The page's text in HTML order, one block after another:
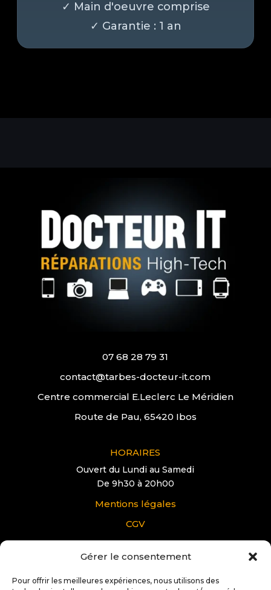
Gérer le consentement
Pour offrir les meilleures expériences, nous utilisons des
07 68 28 79 31
contact@tarbes-docteur-it.com
Centre commercial E.Leclerc Le Méridien
Route de Pau, 65420 Ibos
HORAIRES
Ouvert du Lundi au Samedi
De 9h30 à 20h00
Mentions légales
CGV
VOUS AVEZ UNE QUESTION?
Pour tous renseignements supplémentaire sur